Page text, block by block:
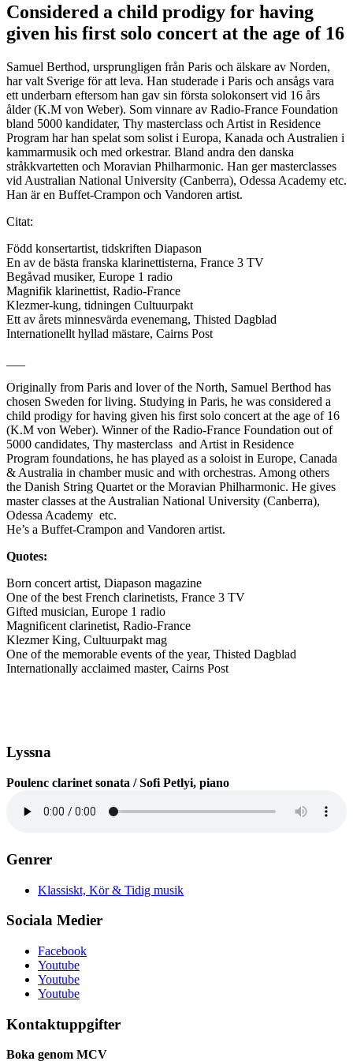
Considered a child prodigy for having
given his first solo concert at the age of 16
Samuel Berthod, ursprungligen från Paris och älskare av Norden,
har valt Sverige för att leva. Han studerade i Paris och ansågs vara
ett underbarn eftersom han gav sin första solokonsert vid 16 års
ålder (K.M von Weber). Som vinnare av Radio-France Foundation
bland 5000 kandidater, Thy masterclass och Artist in Residence
Program har han spelat som solist i Europa, Kanada och Australien i
kammarmusik och med orkestrar. Bland andra den danska
stråkkvartetten och Moravian Philharmonic. Han ger masterclasses
vid Australian National University (Canberra), Odessa Academy etc.
Han är en Buffet-Crampon och Vandoren artist.
Citat:
Född konsertartist, tidskriften Diapason
En av de bästa franska klarinettisterna, France 3 TV
Begåvad musiker, Europe 1 radio
Magnifik klarinettist, Radio-France
Klezmer-kung, tidningen Cultuurpakt
Ett av årets minnesvärda evenemang, Thisted Dagblad
Internationellt hyllad mästare, Cairns Post
Originally from Paris and lover of the North, Samuel Berthod has
chosen Sweden for living. Studying in Paris, he was considered a
child prodigy for having given his first solo concert at the age of 16
(K.M von Weber). Winner of the Radio-France Foundation out of
5000 candidates, Thy masterclass and Artist in Residence
Program foundations, he has played as a soloist in Europe, Canada
& Australia in chamber music and with orchestras. Among others
the Danish String Quartet or the Moravian Philharmonic. He gives
master classes at the Australian National University (Canberra),
Odessa Academy etc.
He’s a Buffet-Crampon and Vandoren artist.
Quotes:
Born concert artist, Diapason magazine
One of the best French clarinetists, France 3 TV
Gifted musician, Europe 1 radio
Magnificent clarinetist, Radio-France
Klezmer King, Cultuurpakt mag
One of the memorable events of the year, Thisted Dagblad
Internationally acclaimed master, Cairns Post
Lyssna
Poulenc clarinet sonata / Sofi Petlyi, piano
Genrer
Klassiskt, Kör & Tidig musik
Sociala Medier
Facebook
Youtube
Youtube
Youtube
Kontaktuppgifter
Boka genom MCV